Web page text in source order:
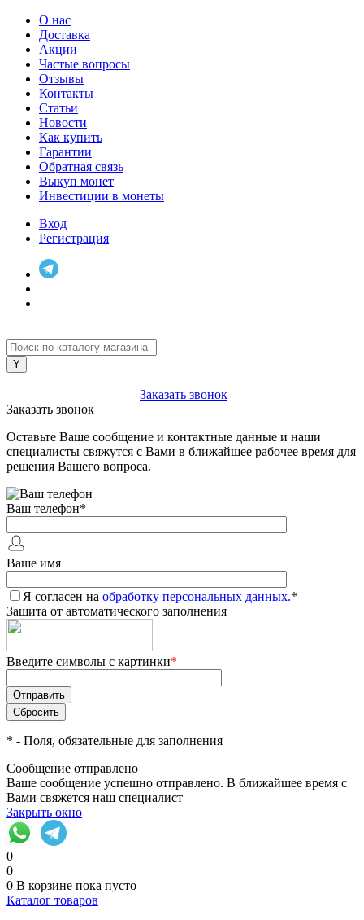
О нас
Доставка
Акции
Частые вопросы
Отзывы
Контакты
Статьи
Новости
Как купить
Гарантии
Обратная связь
Выкуп монет
Инвестиции в монеты
Вход
Регистрация
Заказать звонок
Заказать звонок
Оставьте Ваше сообщение и контактные данные и наши
специалисты свяжутся с Вами в ближайшее рабочее время для
решения Вашего вопроса.
Ваш телефон*
Ваше имя
Я согласен на обработку персональных данных.*
Защита от автоматического заполнения
Введите символы с картинки*
* - Поля, обязательные для заполнения
Сообщение отправлено
Ваше сообщение успешно отправлено. В ближайшее время с
Вами свяжется наш специалист
Закрыть окно
0
0
0 В корзине пока пусто
Каталог товаров